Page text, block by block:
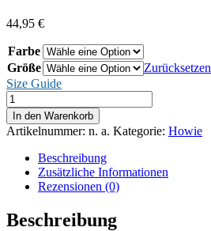
44,95 €
Farbe
Größe
Zurücksetzen
Size Guide
Umweltfreundlicher
Unisex-
Kapuzenpullover
Menge
In den Warenkorb
Artikelnummer: n. a. Kategorie: Howie
Beschreibung
Zusätzliche Informationen
Rezensionen (0)
Beschreibung